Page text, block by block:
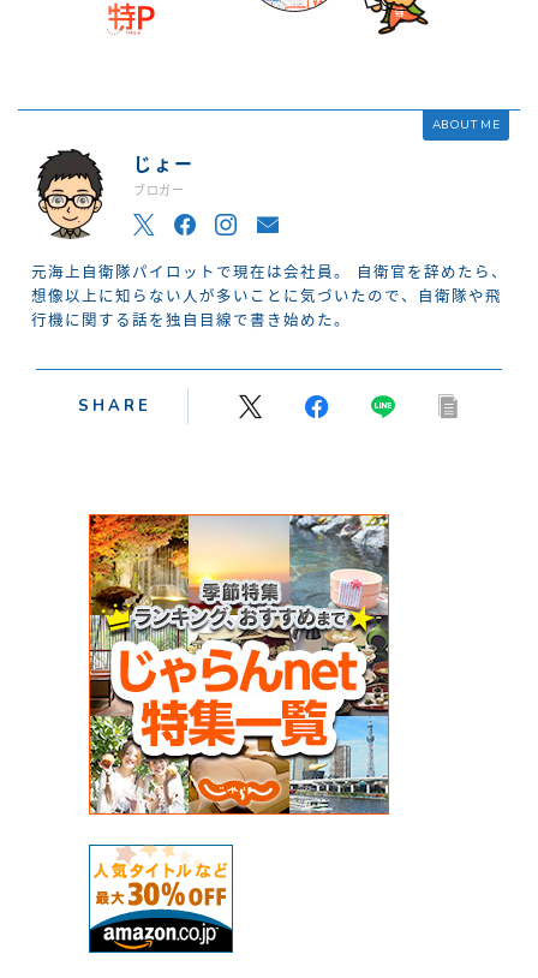
ABOUT ME
じょー
ブロガー
元海上自衛隊パイロットで現在は会社員。 自衛官を辞めたら、
想像以上に知らない人が多いことに気づいたので、自衛隊や飛
行機に関する話を独自目線で書き始めた。
SHARE